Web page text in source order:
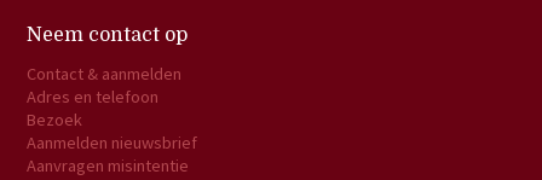
Neem contact op
Contact & aanmelden
Adres en telefoon
Bezoek
Aanmelden nieuwsbrief
Aanvragen misintentie